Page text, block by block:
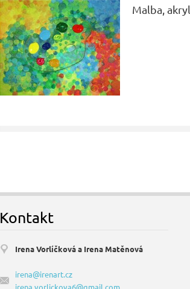
Malba,
Kontakt
Irena Vorlíčková a Irena Matěnová
irena@irenart.cz
irena.vorlickova6@gmail.com